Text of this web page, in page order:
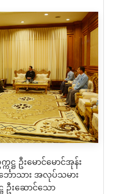
ဦးမောင်မောင်အုန်း
ောသား အလုပ်သမား
ဌ ဦးဆောင်သော